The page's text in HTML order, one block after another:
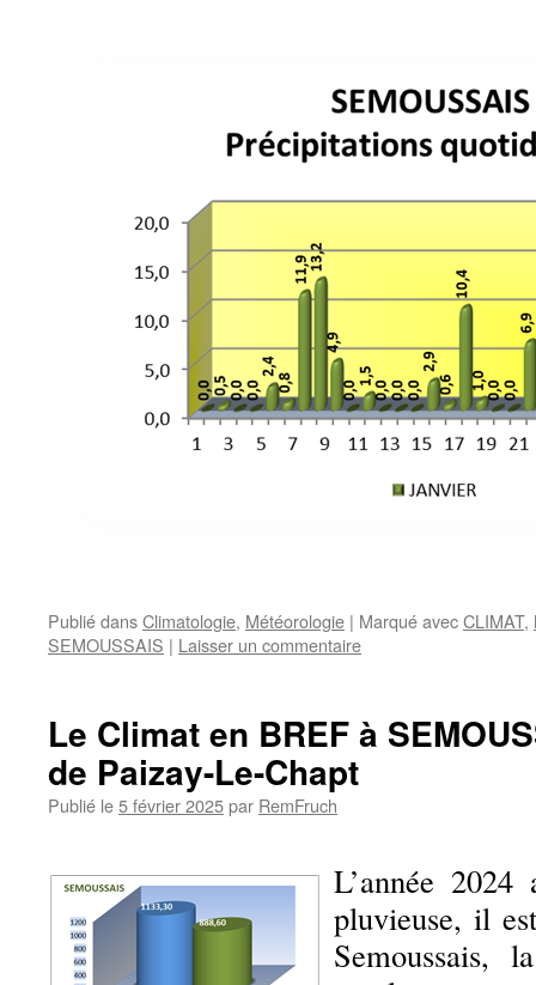
Publié dansClimatologie, Météorologie | Marqué avecCLIMAT,
SEMOUSSAIS | Laisser un commentaire
Le Climat en BREF à
de Paizay-Le-Chapt
Publié le5 février 2025par RemFruch
L’année
pluvieuse, il
Semoussais,